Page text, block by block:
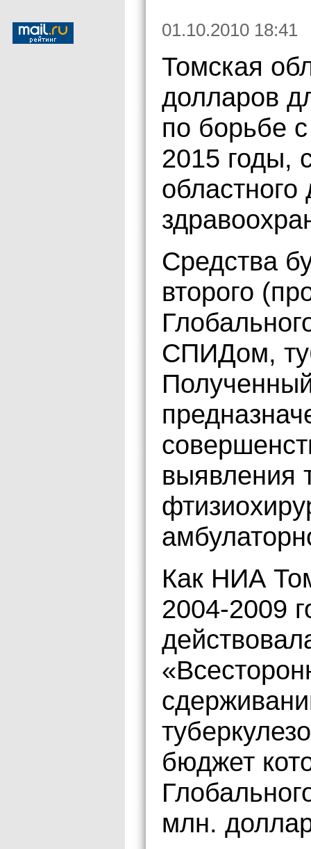
01.10.2010 18:41
Томская
долларов
по борьбе
2015 годы,
Средства
второго
СПИДом,
выявления
Как НИА
2004-2009
бюджет
млн.